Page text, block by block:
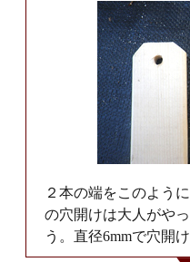
２本の端をこのよう
の穴開けは大人がや
う。直径6mmで穴開